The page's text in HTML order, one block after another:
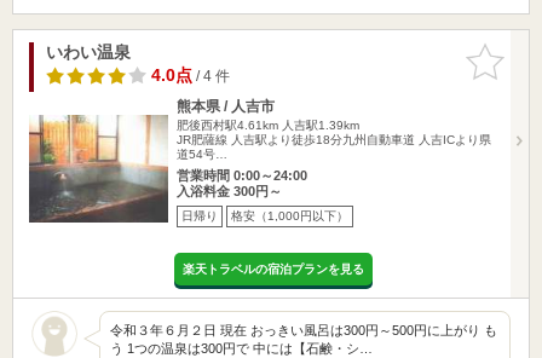
お気に入
りに追加
いわい温泉
4.0点/ 4 件
熊本県 / 人吉市
肥後西村駅4.61km 人吉駅1.39km
JR肥薩線 人吉駅より徒歩18分九州自動車道 人吉ICより県
道54号…
営業時間 0:00～24:00
入浴料金 300円～
日帰り 格安（1,000円以下）
楽天トラベルの宿泊プランを見る
令和３年６月２日 現在 おっきい風呂は300円～500円に上がり も
う 1つの温泉は300円で 中には【石鹸・シ…